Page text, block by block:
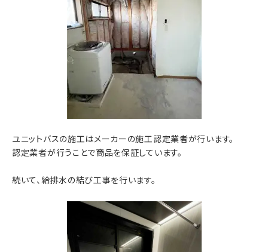
ユニットバスの施工はメーカーの施工認定業者が行います。
認定業者が行うことで商品を保証しています。
続いて、給排水の結び工事を行います。